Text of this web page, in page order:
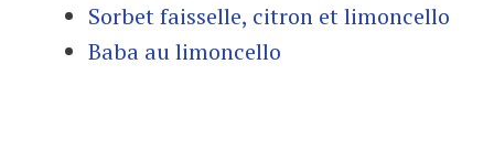
Sorbet faisselle, citron et limoncello
Baba au limoncello